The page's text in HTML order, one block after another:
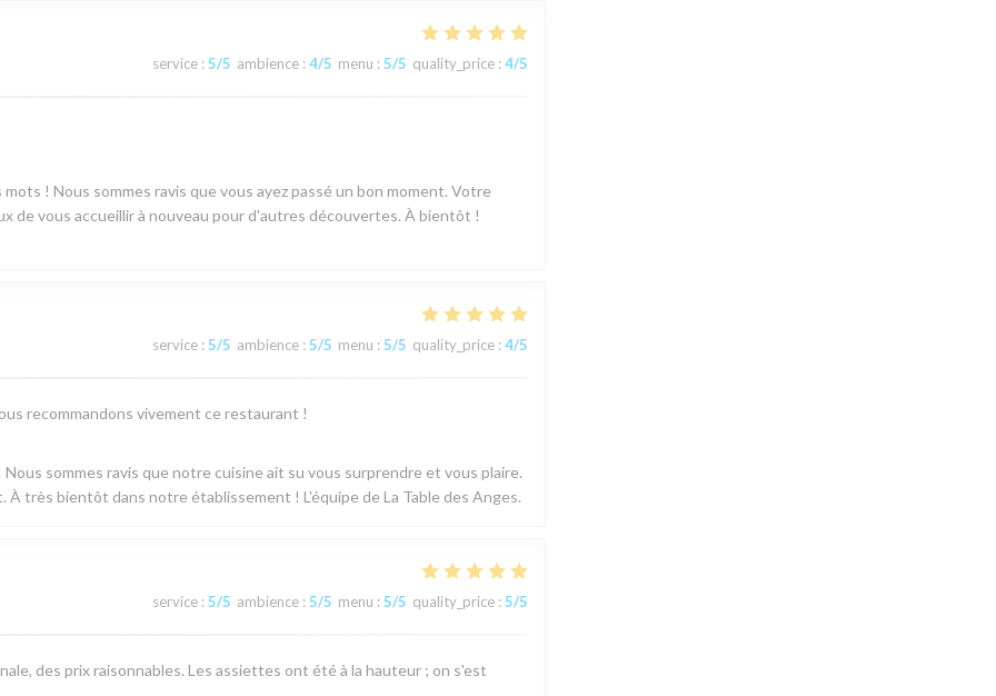
service : 5/5 ambience : 4/5 menu : 5/5 quality_price : 4/5
! Nous sommes ravis que vous ayez passé un bon moment. Votre
de vous accueillir à nouveau pour d'autres découvertes. À bientôt !
service : 5/5 ambience : 5/5 menu : 5/5 quality_price : 4/5
recommandons vivement ce restaurant !
sommes ravis que notre cuisine ait su vous surprendre et vous plaire.
très bientôt dans notre établissement ! L'équipe de La Table des Anges.
service : 5/5 ambience : 5/5 menu : 5/5 quality_price : 5/5
des prix raisonnables. Les assiettes ont été à la hauteur ; on s'est